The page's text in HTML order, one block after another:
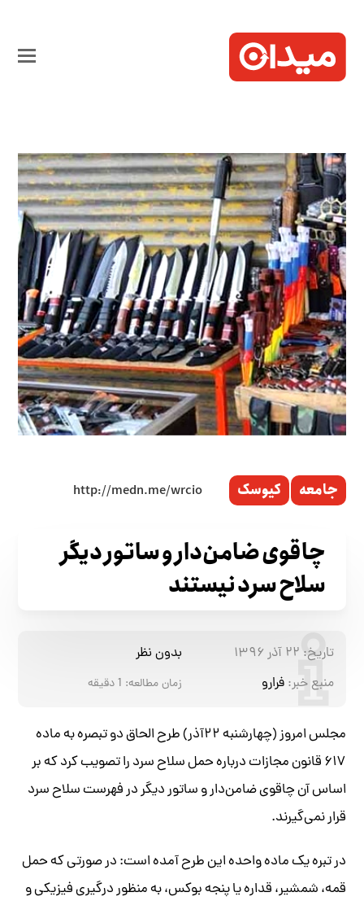
جامعه کیوسک
چاقوی ضامن‌دار و ساتور دیگر
سلاح سرد نیستند
تاریخ: ۲۲ آذر ۱۳۹۶
بدون نظر
منبع خبر: فرارو زمان مطالعه: 1دقیقه
مجلس امروز (چهارشنبه ۲۲آذر) طرح الحاق دو تبصره به ماده
۶۱۷ قانون مجازات درباره حمل سلاح سرد را تصویب کرد که بر
اساس آن چاقوی ضامن‌دار و ساتور دیگر در فهرست سلاح سرد
قرار نمی‌گیرند.
در تبره یک ماده واحده این طرح آمده است: در صورتی که حمل
قمه، شمشیر، قداره یا پنجه‌ بوکس، به منظور درگیری فیزیکی و